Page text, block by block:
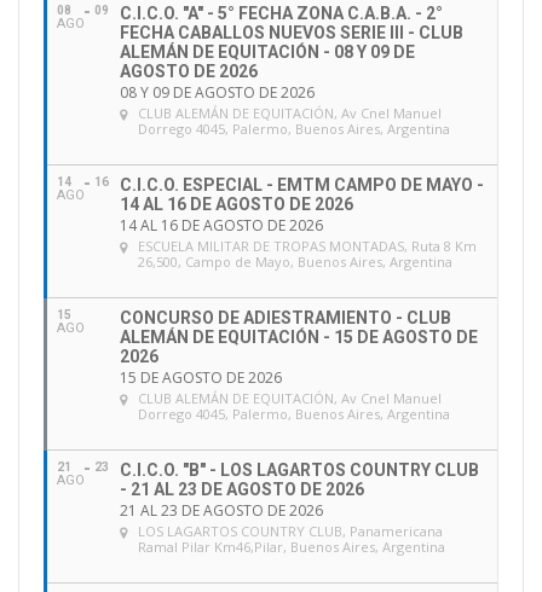
08
AGO
09
C.I.C.O. "A" - 5° FECHA ZONA C.A.B.A. - 2°
FECHA CABALLOS NUEVOS SERIE III - CLUB
ALEMÁN DE EQUITACIÓN - 08 Y 09 DE
AGOSTO DE 2026
08 Y 09 DE AGOSTO DE 2026
CLUB ALEMÁN DE EQUITACIÓN, Av Cnel Manuel
Dorrego 4045, Palermo, Buenos Aires, Argentina
14
AGO
16
C.I.C.O. ESPECIAL - EMTM CAMPO DE MAYO -
14 AL 16 DE AGOSTO DE 2026
14 AL 16 DE AGOSTO DE 2026
ESCUELA MILITAR DE TROPAS MONTADAS, Ruta 8 Km
26,500, Campo de Mayo, Buenos Aires, Argentina
15
AGO
CONCURSO DE ADIESTRAMIENTO - CLUB
ALEMÁN DE EQUITACIÓN - 15 DE AGOSTO DE
2026
15 DE AGOSTO DE 2026
CLUB ALEMÁN DE EQUITACIÓN, Av Cnel Manuel
Dorrego 4045, Palermo, Buenos Aires, Argentina
21
AGO
23
C.I.C.O. "B" - LOS LAGARTOS COUNTRY CLUB
- 21 AL 23 DE AGOSTO DE 2026
21 AL 23 DE AGOSTO DE 2026
LOS LAGARTOS COUNTRY CLUB, Panamericana
Ramal Pilar Km46,Pilar, Buenos Aires, Argentina